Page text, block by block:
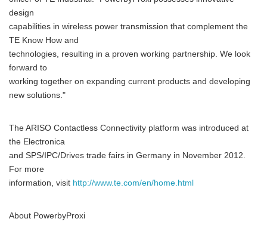
design
capabilities in wireless power transmission that complement the
TE Know How and
technologies, resulting in a proven working partnership. We look
forward to
working together on expanding current products and developing
new solutions."
The ARISO Contactless Connectivity platform was introduced at
the Electronica
and SPS/IPC/Drives trade fairs in Germany in November 2012.
For more
information, visit http://www.te.com/en/home.html
About PowerbyProxi